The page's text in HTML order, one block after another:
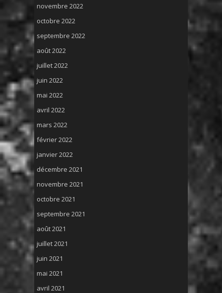
novembre 2022
octobre 2022
septembre 2022
août 2022
juillet 2022
juin 2022
mai 2022
avril 2022
mars 2022
février 2022
janvier 2022
décembre 2021
novembre 2021
octobre 2021
septembre 2021
août 2021
juillet 2021
juin 2021
mai 2021
avril 2021